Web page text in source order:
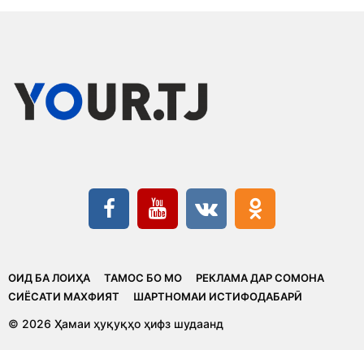
ОИД БА ЛОИҲА ТАМОС БО МО
РЕКЛАМА ДАР СОМОНА
CИЁСАТИ МАХФИЯТ
ШАРТНОМАИ ИСТИФОДАБАРӢ
© 2026 Ҳамаи ҳуқуқҳо ҳифз шудаанд